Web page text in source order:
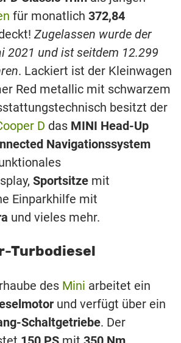
für monatlich 372,84
Zugelassen wurde der
2021 und ist seitdem 12.299
. Lackiert ist der Kleinwagen
Red metallic mit schwarzem
besitzt der
D das MINI Head-Up
Navigationssystem
Sportsitze mit
Einparkhilfe mit
und vieles mehr.
Turbodiesel
des Mini arbeitet ein
und verfügt über ein
Schaltgetriebe. Der